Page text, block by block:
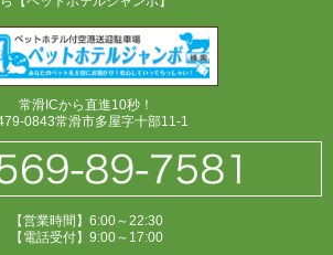
常滑ICから直進10秒！
0843常滑市多屋字十部11-1
【営業時間】6:00～22:30
【電話受付】9:00～17:00